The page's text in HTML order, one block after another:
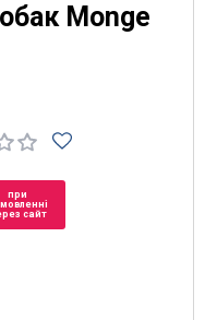
Monge
при
сайт